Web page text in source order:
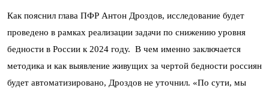
Как пояснил глава ПФР Антон Дроздов, исследование будет
проведено в рамках реализации задачи по снижению уровня
бедности в России к 2024 году. В чем именно заключается
методика и как выявление живущих за чертой бедности россиян
будет автоматизировано, Дроздов не уточнил. «По сути, мы